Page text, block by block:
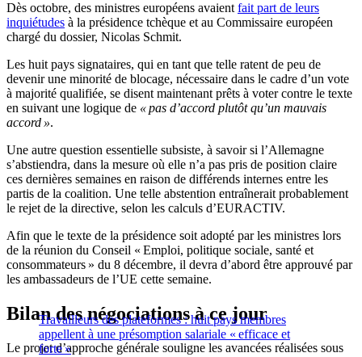
Dès octobre, des ministres européens avaient fait part de leurs
inquiétudes à la présidence tchèque et au Commissaire européen
chargé du dossier, Nicolas Schmit.
Les huit pays signataires, qui en tant que telle ratent de peu de
devenir une minorité de blocage, nécessaire dans le cadre d’un vote
à majorité qualifiée, se disent maintenant prêts à voter contre le texte
en suivant une logique de « pas d’accord plutôt qu’un mauvais
accord ».
Une autre question essentielle subsiste, à savoir si l’Allemagne
s’abstiendra, dans la mesure où elle n’a pas pris de position claire
ces dernières semaines en raison de différends internes entre les
partis de la coalition. Une telle abstention entraînerait probablement
le rejet de la directive, selon les calculs d’EURACTIV.
Afin que le texte de la présidence soit adopté par les ministres lors
de la réunion du Conseil « Emploi, politique sociale, santé et
consommateurs » du 8 décembre, il devra d’abord être approuvé par
les ambassadeurs de l’UE cette semaine.
Travailleurs des plateformes : huit pays membres
appellent à une présomption salariale « efficace et
forte »
Bilan des négociations à ce jour
Le projet d’approche générale souligne les avancées réalisées sous